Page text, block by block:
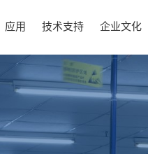
应用 技术支持 企业文化